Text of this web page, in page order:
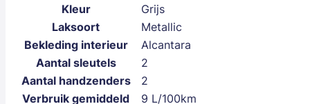
Kleur
Grijs
Laksoort
Metallic
Bekleding interieur
Alcantara
Aantal sleutels
2
Aantal handzenders
2
Verbruik gemiddeld
9 L/100km